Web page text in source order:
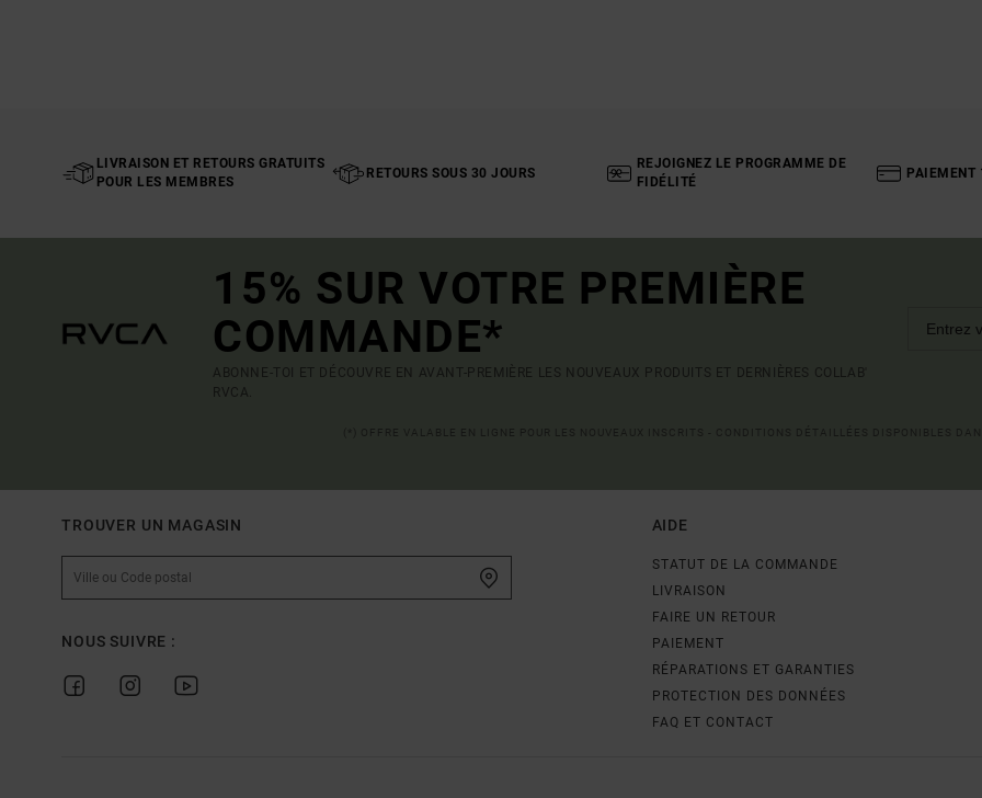
LIVRAISON ET RETOURS GRATUITS
POUR LES MEMBRES
RETOURS SOUS 30 JOURS
REJOIGNEZ LE PROGRAMME DE
FIDÉLITÉ
PAIEMENT
15% SUR VOTRE PREMIÈRE
COMMANDE*
ABONNE-TOI ET DÉCOUVRE EN AVANT-PREMIÈRE LES NOUVEAUX PRODUITS ET DERNIÈRES COLLAB'
RVCA.
TROUVER UN MAGASIN
NOUS SUIVRE :
AIDE
STATUT DE LA COMMANDE
LIVRAISON
FAIRE UN RETOUR
PAIEMENT
RÉPARATIONS ET GARANTIES
PROTECTION DES DONNÉES
FAQ ET CONTACT